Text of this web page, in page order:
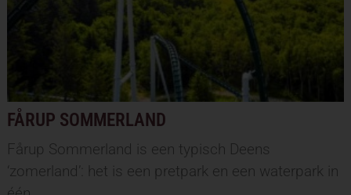
FÅRUP SOMMERLAND
Fårup Sommerland is een typisch Deens
‘zomerland’: het is een pretpark en een waterpark in